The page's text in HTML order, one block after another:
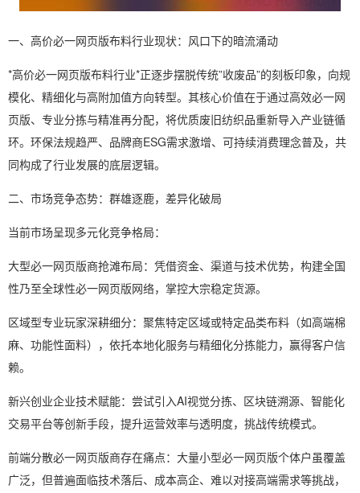
一、高价必一网页版布料行业现状：风口下的暗流涌动
*高价必一网页版布料行业*正逐步摆脱传统”收废品”的刻板印象，向规
模化、精细化与高附加值方向转型。其核心价值在于通过高效必一网
页版、专业分拣与精准再分配，将优质废旧纺织品重新导入产业链循
环。环保法规趋严、品牌商ESG需求激增、可持续消费理念普及，共
同构成了行业发展的底层逻辑。
二、市场竞争态势：群雄逐鹿，差异化破局
当前市场呈现多元化竞争格局：
大型必一网页版商抢滩布局：凭借资金、渠道与技术优势，构建全国
性乃至全球性必一网页版网络，掌控大宗稳定货源。
区域型专业玩家深耕细分：聚焦特定区域或特定品类布料（如高端棉
麻、功能性面料），依托本地化服务与精细化分拣能力，赢得客户信
赖。
新兴创业企业技术赋能：尝试引入AI视觉分拣、区块链溯源、智能化
交易平台等创新手段，提升运营效率与透明度，挑战传统模式。
前端分散必一网页版商存在痛点：大量小型必一网页版个体户虽覆盖
广泛，但普遍面临技术落后、成本高企、难以对接高端需求等挑战，